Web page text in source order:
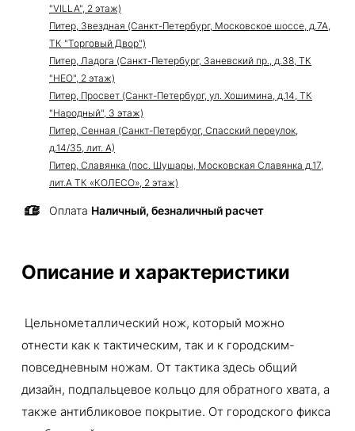
"VILLA", 2 этаж)
Питер, Звездная (Санкт-Петербург, Московское шоссе, д.7А,
ТК "Торговый Двор")
Питер, Ладога (Санкт-Петербург, Заневский пр., д.38, ТК
"НЕО", 2 этаж)
Питер, Просвет (Санкт-Петербург, ул. Хошимина, д.14, ТК
"Народный", 3 этаж)
Питер, Сенная (Санкт-Петербург, Спасский переулок,
д.14/35, лит. А)
Питер, Славянка (пос. Шушары, Московская Славянка д.17,
лит.А ТК «КОЛЕСО», 2 этаж)
Оплата Наличный, безналичный расчет
Описание и характеристики
Цельнометаллический нож, который можно
отнести как к тактическим, так и к городским-
повседневным ножам. От тактика здесь общий
дизайн, подпальцевое кольцо для обратного хвата, а
также антибликовое покрытие. От городского фикса